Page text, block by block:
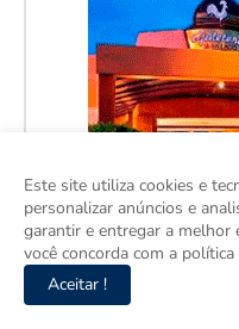
Este site utiliza cookies e
personalizar anúncios e
garantir e entregar a melhor
você concorda com a
Aceitar !